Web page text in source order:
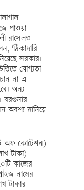
পাওয়া
রাসেলও
‘ঠিকাদারি
সরকার।
যোগ্যতা
না এ
অন্য
বরগুনার
অবশ্য মানিয়ে
অফ কোটেশন)
টাকা)
কাজের
নামের
টাকার